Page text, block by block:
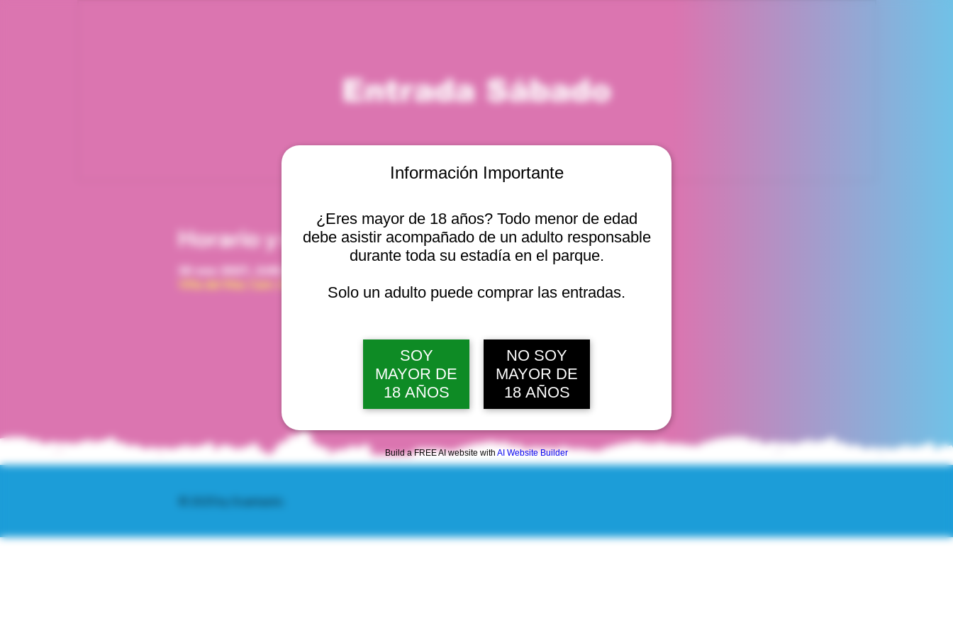
Información Importante
¿Eres mayor de 18 años? Todo menor de edad
debe asistir acompañado de un adulto responsable
durante toda su estadía en el parque.
Solo un adulto puede comprar las entradas.
SOY
MAYOR DE
18 AÑOS
NO SOY
MAYOR DE
18 AÑOS
Build a FREE AI website with AI Website Builder
Entrada Sábado
Horario y ubicación
Viña del Mar, Cam. Internacional 2440, 2541754 Viña del Mar, Valparaíso, Chile
© 2025 by Scantastic.